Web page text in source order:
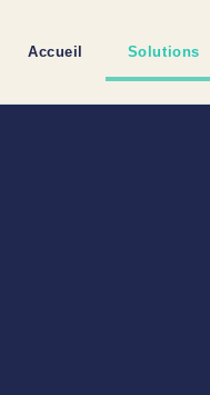
Accueil Solutions